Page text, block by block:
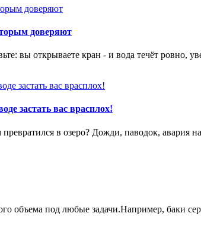
доверяют
вы открываете кран - и вода течёт ровно,
застать вас врасплох!
в озеро? Дожди, паводок, авария
объема под любые задачи.Например, баки